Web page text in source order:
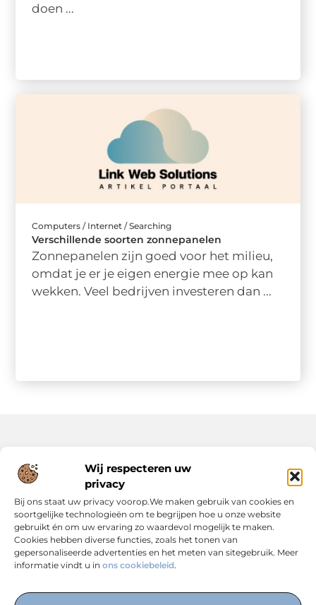
Wij respecteren uw
privacy
Bij ons staat uw privacy voorop.We maken gebruik van cookies en
soortgelijke technologieën om te begrijpen hoe u onze website
gebruikt én om uw ervaring zo waardevol mogelijk te maken.
Cookies hebben diverse functies, zoals het tonen van
gepersonaliseerde advertenties en het meten van sitegebruik. Meer
informatie vindt u in ons cookiebeleid.
doen ...
Computers / Internet / Searching
Verschillende soorten zonnepanelen
Zonnepanelen zijn goed voor het milieu,
omdat je er je eigen energie mee op kan
wekken. Veel bedrijven investeren dan ...
Onze informatie